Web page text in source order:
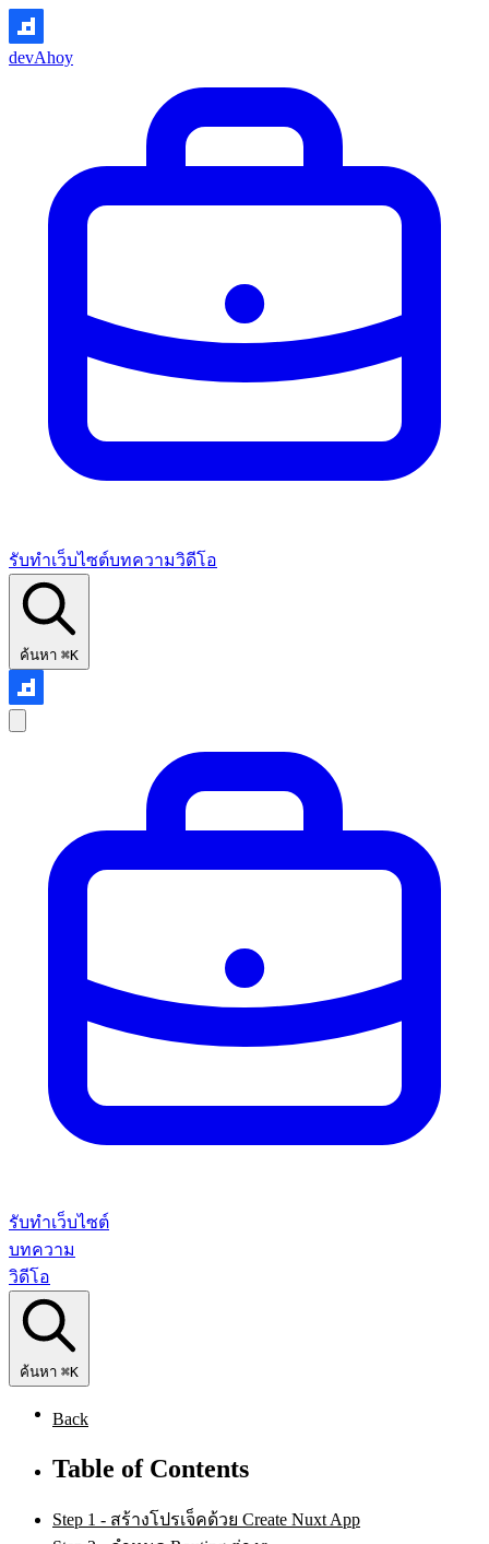
devAhoy
รับทำเว็บไซต์บทความวิดีโอ
ค้นหา ⌘K
รับทำเว็บไซต์
บทความ
วิดีโอ
ค้นหา ⌘K
Back
Table of Contents
Step 1 - สร้างโปรเจ็คด้วย Create Nuxt App